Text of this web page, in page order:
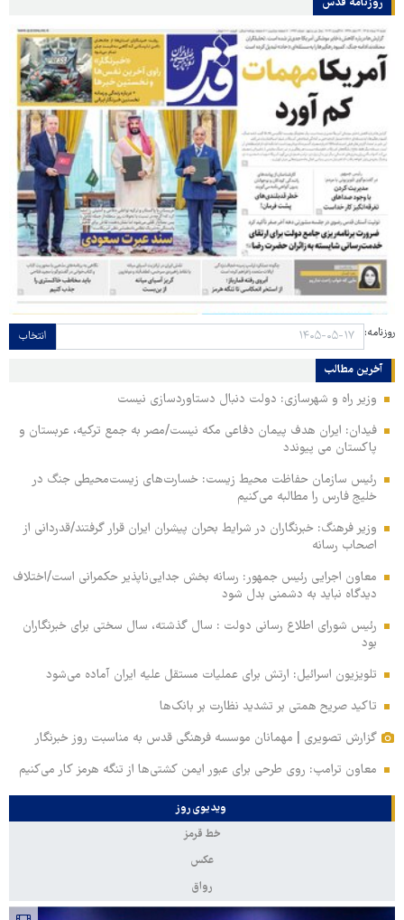
روزنامه: انتخاب
آخرین مطالب
وزیر راه و شهرسازی: دولت دنبال دستاوردسازی نیست
فیدان: ایران هدف پیمان دفاعی مکه نیست/مصر به جمع ترکیه، عربستان و
پاکستان می پیوندد
رئیس سازمان حفاظت محیط زیست: خسارت‌های زیست‌محیطی جنگ در
خلیج فارس را مطالبه‌ می‌کنیم
وزیر فرهنگ: خبرنگاران در شرایط بحران پیشران ایران قرار گرفتند/قدردانی از
اصحاب رسانه
معاون اجرایی رئیس جمهور: رسانه بخش جدایی‌ناپذیر حکمرانی است/اختلاف
دیدگاه نباید به دشمنی بدل شود
رئیس شورای اطلاع رسانی دولت : سال گذشته، سال سختی برای خبرنگاران
بود
تلویزیون اسرائیل: ارتش برای عملیات مستقل علیه ایران آماده می‌شود
تاکید صریح همتی بر تشدید نظارت بر بانک‌ها
گزارش تصویری | مهمانان موسسه فرهنگی قدس به مناسبت روز خبرنگار
معاون ترامپ: روی طرحی برای عبور ایمن کشتی‌ها از تنگه هرمز کار می‌کنیم
ویدیوی روز
خط قرمز
عکس
رواق